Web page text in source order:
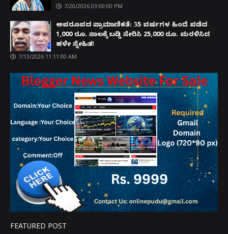
7/20/2026 03:00:00 PM
ಅಪರೂಪದ ಪ್ರಾಮಾಣಿಕತೆ: 35 ವರ್ಷಗಳ ಹಿಂದೆ ಪಡೆದ
1,000 ರೂ. ಸಾಲಕ್ಕೆ ಬಡ್ಡಿ ಸೇರಿಸಿ 25,000 ರೂ. ಮರಳಿಸಿದ
ಹಳೇ ಸ್ನೇಹಿತ!
7/13/2026 11:11:00 AM
FEATURED POST